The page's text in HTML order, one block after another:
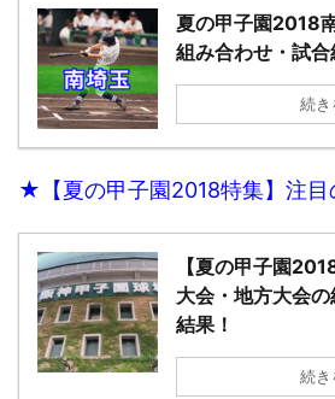
夏の甲子園2018
組み合わせ・試合
続き
★【夏の甲子園2018特集】注目
【夏の甲子園
大会・地方大会
結果！
続き